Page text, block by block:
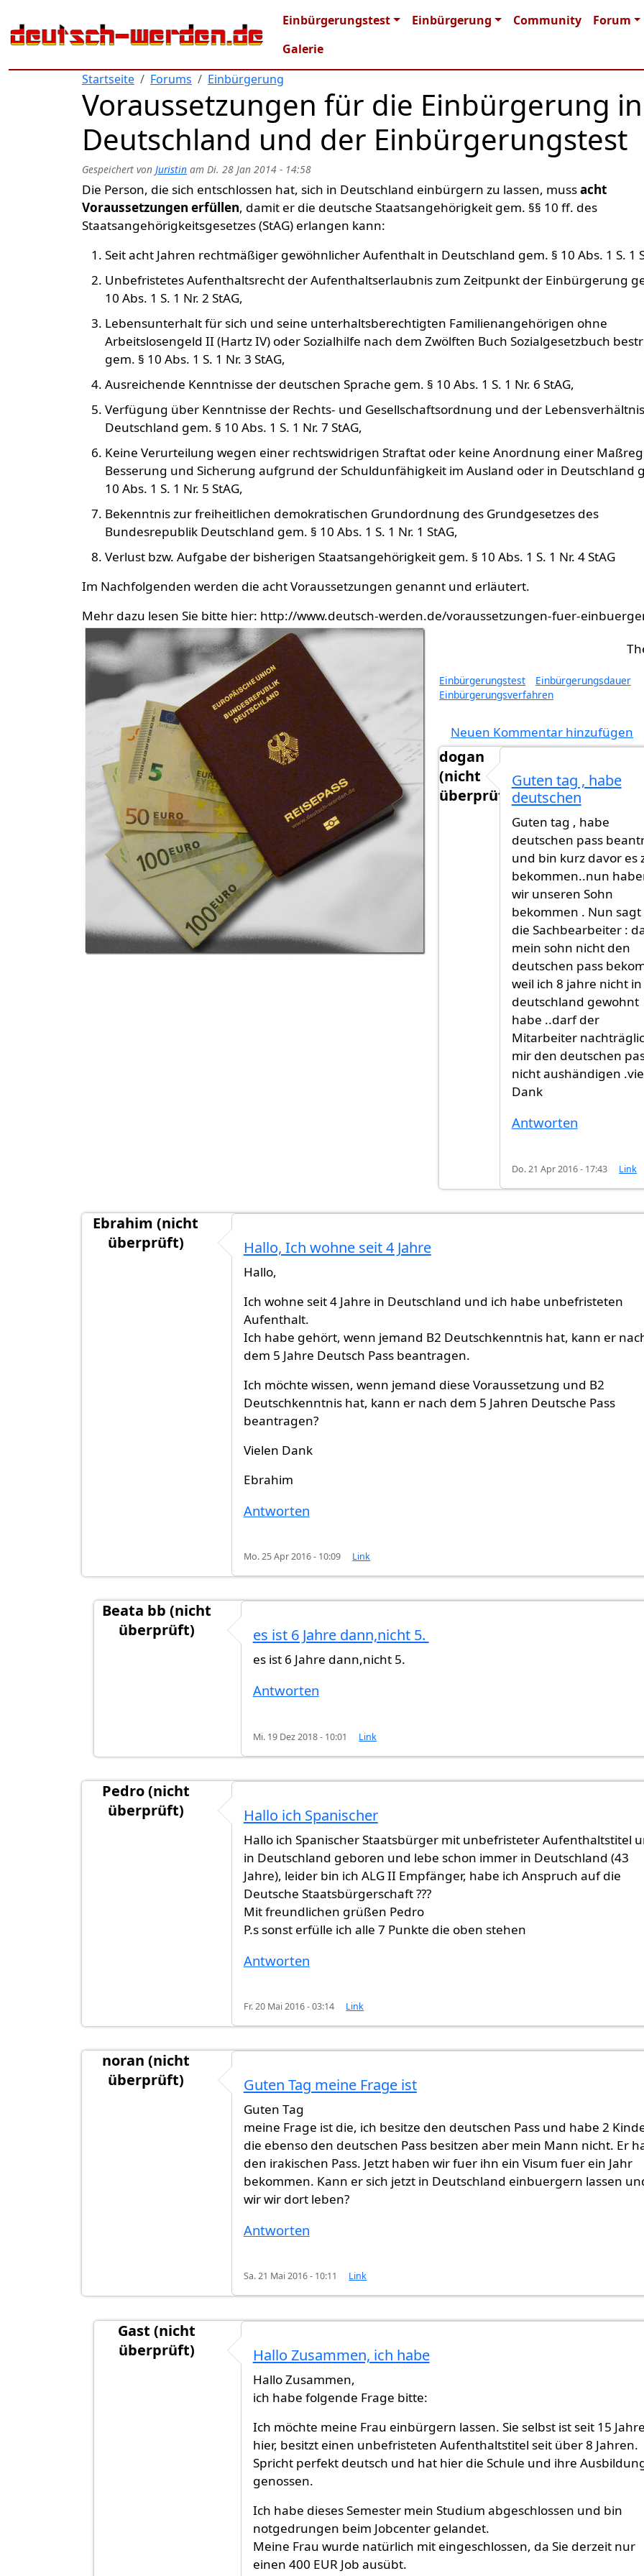
Main navigation
Einbürgerungstest Einbürgerung Community
Forum
Galerie
Startseite
Forums Einbürgerung
Voraussetzungen für die Einbürgerung in
Deutschland und der Einbürgerungstest
Gespeichert von Juristin am Di. 28 Jan 2014 - 14:58
Die Person, die sich entschlossen hat, sich in Deutschland einbürgern zu lassen, mussacht
Voraussetzungen erfüllen, damit er die deutsche Staatsangehörigkeit gem. §§ 10 ff. des
Staatsangehörigkeitsgesetzes (StAG) erlangen kann:
Seit acht Jahren rechtmäßiger gewöhnlicher Aufenthalt in Deutschland gem. § 10 Abs. 1 S. 1
Unbefristetes Aufenthaltsrecht der Aufenthaltserlaubnis zum Zeitpunkt der Einbürgerung
10 Abs. 1 S. 1 Nr. 2 StAG,
Lebensunterhalt für sich und seine unterhaltsberechtigten Familienangehörigen ohne
Arbeitslosengeld II (Hartz IV) oder Sozialhilfe nach dem Zwölften Buch Sozialgesetzbuch
gem. § 10 Abs. 1 S. 1 Nr. 3 StAG,
Ausreichende Kenntnisse der deutschen Sprache gem. § 10 Abs. 1 S. 1 Nr. 6 StAG,
Verfügung über Kenntnisse der Rechts- und Gesellschaftsordnung und der
Deutschland gem. § 10 Abs. 1 S. 1 Nr. 7 StAG,
Keine Verurteilung wegen einer rechtswidrigen Straftat oder keine Anordnung einer
Besserung und Sicherung aufgrund der Schuldunfähigkeit im Ausland oder in Deutschland
10 Abs. 1 S. 1 Nr. 5 StAG,
Bekenntnis zur freiheitlichen demokratischen Grundordnung des Grundgesetzes des
Bundesrepublik Deutschland gem. § 10 Abs. 1 S. 1 Nr. 1 StAG,
Verlust bzw. Aufgabe der bisherigen Staatsangehörigkeit gem. § 10 Abs. 1 S. 1 Nr. 4 StAG
Im Nachfolgenden werden die acht Voraussetzungen genannt und erläutert.
Mehr dazu lesen Sie bitte hier: http://www.deutsch-werden.de/voraussetzungen-fuer-
Einbürgerungstest
Einbürgerungsdauer
Einbürgerungsverfahren
Neuen Kommentar hinzufügen
dogan
(nicht
überprüft)
Guten tag , habe
deutschen
Guten tag , habe
deutschen pass
und bin kurz davor es
bekommen..nun
wir unseren Sohn
bekommen . Nun
die Sachbearbeiter :
mein sohn nicht den
deutschen pass
weil ich 8 jahre nicht in
deutschland gewohnt
habe ..darf der
Mitarbeiter
mir den deutschen
nicht aushändigen
Dank
Antworten
Do. 21 Apr 2016 - 17:43 Link
Ebrahim (nicht
überprüft)
Hallo, Ich wohne seit 4 Jahre
Hallo,
Ich wohne seit 4 Jahre in Deutschland und ich habe unbefristeten
Aufenthalt.
Ich habe gehört, wenn jemand B2 Deutschkenntnis hat, kann er
dem 5 Jahre Deutsch Pass beantragen.
Ich möchte wissen, wenn jemand diese Voraussetzung und B2
Deutschkenntnis hat, kann er nach dem 5 Jahren Deutsche Pass
beantragen?
Vielen Dank
Ebrahim
Antworten
Mo. 25 Apr 2016 - 10:09 Link
Beata bb (nicht
überprüft)
Hallo, Ich wohne seit 4 Jahrevon Ebrahim (nicht überprüft)
es ist 6 Jahre dann,nicht 5.
es ist 6 Jahre dann,nicht 5.
Antworten
Mi. 19 Dez 2018 - 10:01 Link
Pedro (nicht
überprüft)
Hallo ich Spanischer
Hallo ich Spanischer Staatsbürger mit unbefristeter Aufenthaltstitel
in Deutschland geboren und lebe schon immer in Deutschland (43
Jahre), leider bin ich ALG II Empfänger, habe ich Anspruch auf die
Deutsche Staatsbürgerschaft ???
Mit freundlichen grüßen Pedro
P.s sonst erfülle ich alle 7 Punkte die oben stehen
Antworten
Fr. 20 Mai 2016 - 03:14 Link
noran (nicht
überprüft)
Guten Tag meine Frage ist
Guten Tag
meine Frage ist die, ich besitze den deutschen Pass und habe 2
die ebenso den deutschen Pass besitzen aber mein Mann nicht. Er
den irakischen Pass. Jetzt haben wir fuer ihn ein Visum fuer ein Jahr
bekommen. Kann er sich jetzt in Deutschland einbuergern lassen
wir wir dort leben?
Antworten
Sa. 21 Mai 2016 - 10:11 Link
Gast (nicht
überprüft)
Guten Tag meine Frage istvonnoran (nicht überprüft)
Hallo Zusammen, ich habe
Hallo Zusammen,
ich habe folgende Frage bitte:
Ich möchte meine Frau einbürgern lassen. Sie selbst ist seit 15
hier, besitzt einen unbefristeten Aufenthaltstitel seit über 8 Jahren.
Spricht perfekt deutsch und hat hier die Schule und ihre
genossen.
Ich habe dieses Semester mein Studium abgeschlossen und bin
notgedrungen beim Jobcenter gelandet.
Meine Frau wurde natürlich mit eingeschlossen, da Sie derzeit nur
einen 400 EUR Job ausübt.